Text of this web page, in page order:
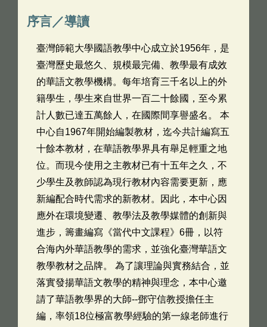
序言／導讀
臺灣師範大學國語教學中心成立於1956年，是
臺灣歷史最悠久、規模最完備、教學最有成效
的華語文教學機構。每年培育三千名以上的外
籍學生，學生來自世界一百二十餘國，至今累
計人數已達五萬餘人，在國際間享譽盛名。 本
中心自1967年開始編製教材，迄今共計編寫五
十餘本教材，在華語教學界具有舉足輕重之地
位。而現今使用之主教材已有十五年之久，不
少學生及教師認為現行教材內容需要更新，應
新編配合時代需求的新教材。因此，本中心因
應外在環境變遷、教學法及教學媒體的創新與
進步，籌畫編寫《當代中文課程》6冊，以符
合海內外華語教學的需求，並強化臺灣華語文
教學教材之品牌。 為了讓理論與實務結合，並
落實發揚華語文教學的精神與理念，本中心邀
請了華語教學界的大師--鄧守信教授擔任主
編，率領18位極富教學經驗的第一線老師進行